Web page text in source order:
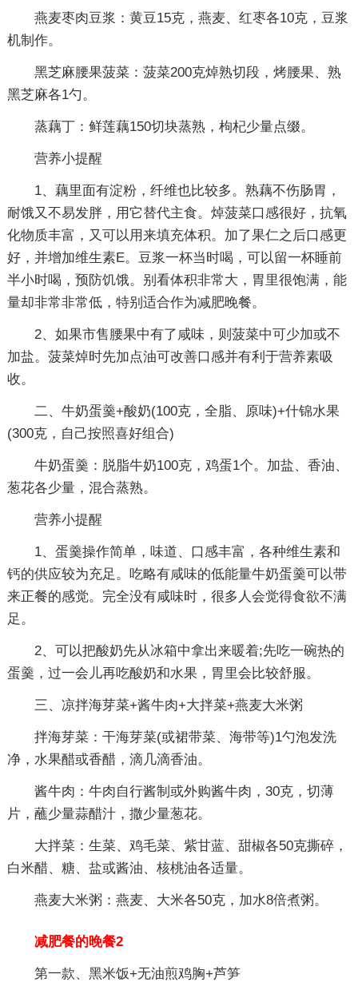
燕麦枣肉豆浆：黄豆15克，燕麦、红枣各10克，豆浆
机制作。
黑芝麻腰果菠菜：菠菜200克焯熟切段，烤腰果、熟
黑芝麻各1勺。
蒸藕丁：鲜莲藕150切块蒸熟，枸杞少量点缀。
营养小提醒
1、藕里面有淀粉，纤维也比较多。熟藕不伤肠胃，
耐饿又不易发胖，用它替代主食。焯菠菜口感很好，抗氧
化物质丰富，又可以用来填充体积。加了果仁之后口感更
好，并增加维生素E。豆浆一杯当时喝，可以留一杯睡前
半小时喝，预防饥饿。别看体积非常大，胃里很饱满，能
量却非常非常低，特别适合作为减肥晚餐。
2、如果市售腰果中有了咸味，则菠菜中可少加或不
加盐。菠菜焯时先加点油可改善口感并有利于营养素吸
收。
二、牛奶蛋羹+酸奶(100克，全脂、原味)+什锦水果
(300克，自己按照喜好组合)
牛奶蛋羹：脱脂牛奶100克，鸡蛋1个。加盐、香油、
葱花各少量，混合蒸熟。
营养小提醒
1、蛋羹操作简单，味道、口感丰富，各种维生素和
钙的供应较为充足。吃略有咸味的低能量牛奶蛋羹可以带
来正餐的感觉。完全没有咸味时，很多人会觉得食欲不满
足。
2、可以把酸奶先从冰箱中拿出来暖着;先吃一碗热的
蛋羹，过一会儿再吃酸奶和水果，胃里会比较舒服。
三、凉拌海芽菜+酱牛肉+大拌菜+燕麦大米粥
拌海芽菜：干海芽菜(或裙带菜、海带等)1勺泡发洗
净，水果醋或香醋，滴几滴香油。
酱牛肉：牛肉自行酱制或外购酱牛肉，30克，切薄
片，蘸少量蒜醋汁，撒少量葱花。
大拌菜：生菜、鸡毛菜、紫甘蓝、甜椒各50克撕碎，
白米醋、糖、盐或酱油、核桃油各适量。
燕麦大米粥：燕麦、大米各50克，加水8倍煮粥。
减肥餐的晚餐2
第一款、黑米饭+无油煎鸡胸+芦笋